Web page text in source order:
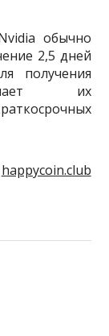
обычно
2,5 дней
получения
их
happycoin.club